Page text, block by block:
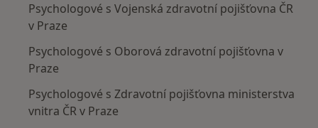
Psychologové s Vojenská zdravotní pojišťovna ČR
v Praze
Psychologové s Oborová zdravotní pojišťovna v
Praze
Psychologové s Zdravotní pojišťovna ministerstva
vnitra ČR v Praze